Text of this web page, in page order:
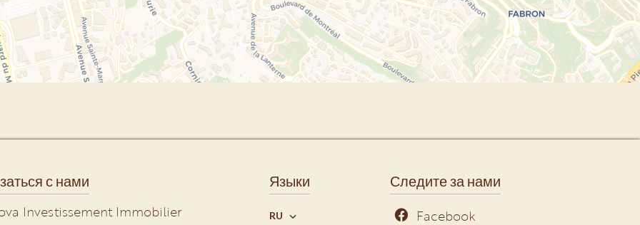
с нами
Investissement Immobilier
Языки
RU
Следите за нами
Facebook